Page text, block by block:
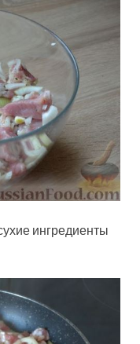
ингредиенты